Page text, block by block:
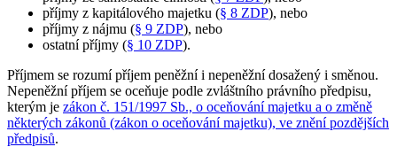
příjmy z kapitálového majetku (§ 8 ZDP), nebo
příjmy z nájmu (§ 9 ZDP), nebo
ostatní příjmy (§ 10 ZDP).
Příjmem se rozumí příjem peněžní i nepeněžní dosažený i směnou.
Nepeněžní příjem se oceňuje podle zvláštního právního předpisu,
kterým je zákon č. 151/1997 Sb., o oceňování majetku a o změně
některých zákonů (zákon o oceňování majetku), ve znění pozdějších
předpisů.